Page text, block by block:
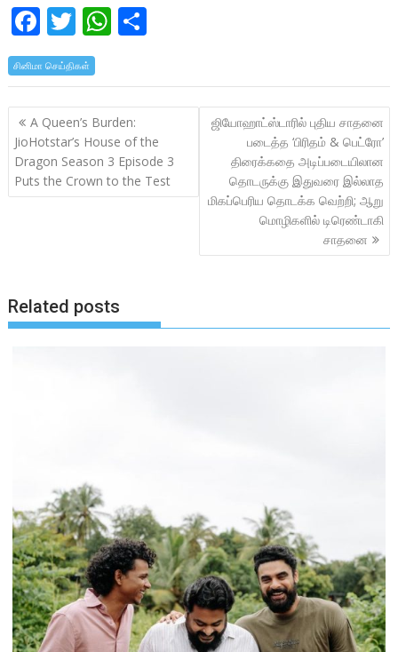
F
ac
e
b
o
o
k
T
w
itt
er
W
at
s
A
p
p
ar
e
சினிமா செய்திகள்
Post
navigation
A Queen’s Burden:
JioHotstar’s House of the
Dragon Season 3 Episode 3
Puts the Crown to the Test
ஜியோஹாட்ஸ்டாரில் புதிய சாதனை
படைத்த ‘பிரிதம் & பெட்ரோ’
திரைக்கதை அடிப்படையிலான
தொடருக்கு இதுவரை இல்லாத
மிகப்பெரிய தொடக்க வெற்றி; ஆறு
மொழிகளில் டிரெண்டாகி
சாதனை
Related posts